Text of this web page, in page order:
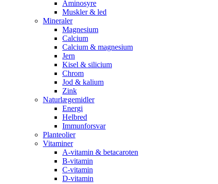
Aminosyre
Muskler & led
Mineraler
Magnesium
Calcium
Calcium & magnesium
Jern
Kisel & silicium
Chrom
Jod & kalium
Zink
Naturlægemidler
Energi
Helbred
Immunforsvar
Planteolier
Vitaminer
A-vitamin & betacaroten
B-vitamin
C-vitamin
D-vitamin